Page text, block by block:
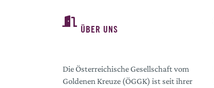
ÜBER UNS
Die Österreichische Gesellschaft vom
Goldenen Kreuze (ÖGGK) ist seit ihrer